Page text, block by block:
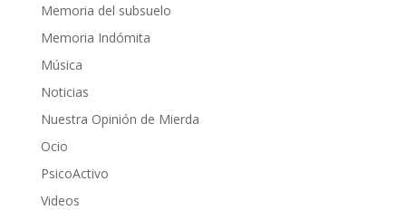
Memoria del subsuelo
Memoria Indómita
Música
Noticias
Nuestra Opinión de Mierda
Ocio
PsicoActivo
Videos